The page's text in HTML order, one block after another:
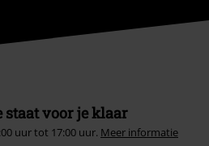
staat voor je klaar
uur tot 17:00 uur. Meer informatie